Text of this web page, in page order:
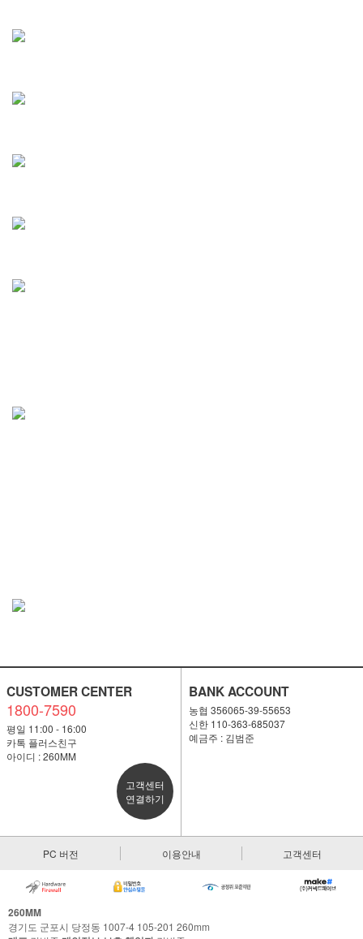
CUSTOMER CENTER
1800-7590
평일 11:00 - 16:00
카톡 플러스친구
아이디 : 260MM
고객센터
연결하기
BANK ACCOUNT
농협 356065-39-55653
신한 110-363-685037
예금주 : 김범준
PC 버전 이용안내 고객센터
260MM
경기도 군포시 당정동 1007-4 105-201 260mm